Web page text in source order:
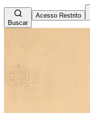
Buscar
Acesso Restrito